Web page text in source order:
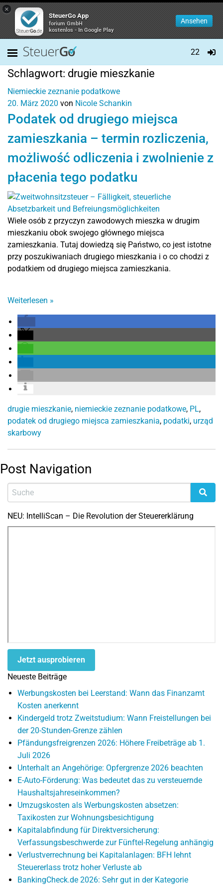
×
SteuerGo App
forium GmbH
kostenlos - In Google Play
Ansehen
22
Schlagwort: drugie mieszkanie
Niemieckie zeznanie podatkowe
20. März 2020 von Nicole Schankin
Podatek od drugiego miejsca
zamieszkania – termin rozliczenia,
możliwość odliczenia i zwolnienie z
płacenia tego podatku
Wiele osób z przyczyn zawodowych mieszka w drugim
mieszkaniu obok swojego głównego miejsca
zamieszkania. Tutaj dowiedzą się Państwo, co jest istotne
przy poszukiwaniach drugiego mieszkania i o co chodzi z
podatkiem od drugiego miejsca zamieszkania.
Weiterlesen »
drugie mieszkanie, niemieckie zeznanie podatkowe, PL,
podatek od drugiego miejsca zamieszkania, podatki, urząd
skarbowy
Post Navigation
NEU: IntelliScan – Die Revolution der Steuererklärung
Jetzt ausprobieren
Neueste Beiträge
Werbungskosten bei Leerstand: Wann das Finanzamt
Kosten anerkennt
Kindergeld trotz Zweitstudium: Wann Freistellungen bei
der 20-Stunden-Grenze zählen
Pfändungsfreigrenzen 2026: Höhere Freibeträge ab 1.
Juli 2026
Unterhalt an Angehörige: Opfergrenze 2026 beachten
E-Auto-Förderung: Was bedeutet das zu versteuernde
Haushaltsjahreseinkommen?
Umzugskosten als Werbungskosten absetzen:
Taxikosten zur Wohnungsbesichtigung
Kapitalabfindung für Direktversicherung:
Verfassungsbeschwerde zur Fünftel-Regelung anhängig
Verlustverrechnung bei Kapitalanlagen: BFH lehnt
Steuererlass trotz hoher Verluste ab
BankingCheck.de 2026: Sehr gut in der Kategorie